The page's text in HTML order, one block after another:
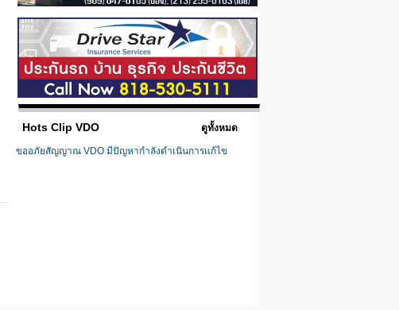
Hots Clip VDO ดูทั้งหมด
ขออภัยสัญญาณ VDO มีปัญหากำลังดำเนินการแก้ไข